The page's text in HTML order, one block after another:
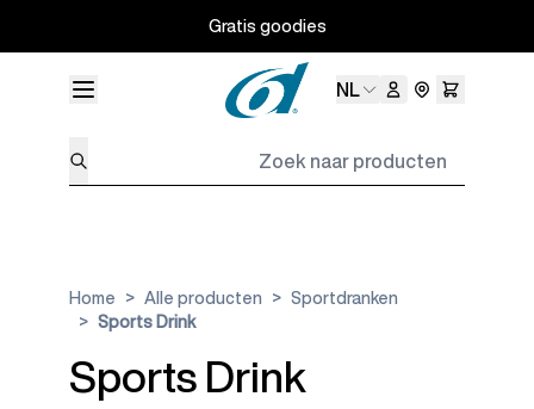
Gratis goodies
Zoek naar producten
Taal
NL
Home > Alle producten > Sportdranken
> Sports Drink
Sports Drink